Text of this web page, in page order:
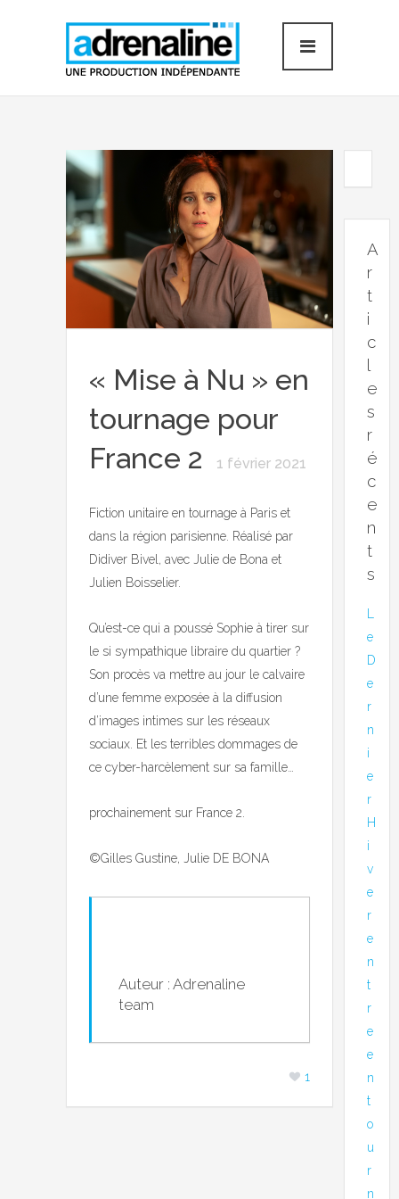
« Mise à Nu » en
tournage pour
France 2
1 février 2021
Fiction unitaire en tournage à Paris et
dans la région parisienne. Réalisé par
Didiver Bivel, avec Julie de Bona et
Julien Boisselier.
Qu’est-ce qui a poussé Sophie à tirer sur
le si sympathique libraire du quartier ?
Son procès va mettre au jour le calvaire
d’une femme exposée à la diffusion
d’images intimes sur les réseaux
sociaux. Et les terribles dommages de
ce cyber-harcèlement sur sa famille…
prochainement sur France 2.
©Gilles Gustine, Julie DE BONA
Auteur : Adrenaline
team
1
A
r
t
i
c
l
e
s
r
é
c
e
n
t
s
e
D
e
r
n
i
e
r
H
i
v
e
r
e
n
t
r
e
e
n
t
o
u
r
n